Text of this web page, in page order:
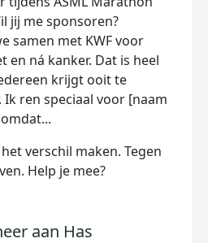
jij me sponsoren?
samen met KWF voor
en ná kanker. Dat is heel
krijgt ooit te
Ik ren speciaal voor [naam
verschil maken. Tegen
Help je mee?
aan Has